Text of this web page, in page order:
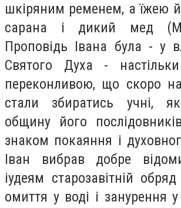
шкіряним ременем, а їжею
сарана і дикий мед
Проповідь Івана була - у
Святого Духа -
переконливою, що скоро
стали збиратись учні,
общину його
знаком покаяння і
Іван вибрав добре
іудеям старозавітній
омиття у воді і занурення у